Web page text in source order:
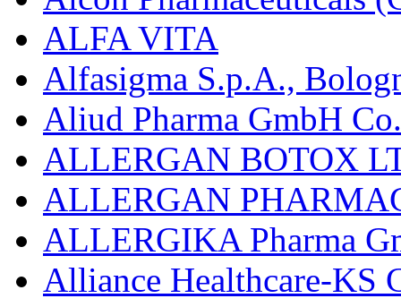
ALFA VITA
Alfasigma S.p.A.,
Aliud Pharma GmbH
ALLERGAN BOTOX
ALLERGAN
ALLERGIKA Pharma
Alliance Healthcare-KS